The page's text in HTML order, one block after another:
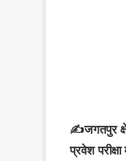
✍️जगतपुर
प्रवेश